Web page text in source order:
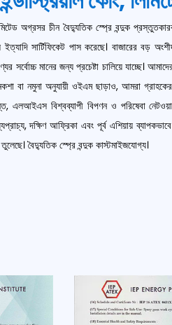
অগ্রসরচীন বৈদ্যুতিক স্প্রে বন্দুক
সার্টিফিকেট পাস করেছে। বাজারের বড়
সর্বোচ্চ মানের জন্য প্রচেষ্টা চালিয়ে যাচ্ছে।
বা নমুনা অনুযায়ী ওইএম ছাড়াও, আমরা গ্রাহকের
এলআইএস বিশ্বব্যাপী বিপণন ও পরিষেবা
দক্ষিণ আফ্রিকা এবং পূর্ব এশিয়ায়
বৈদ্যুতিক স্প্রে বন্দুক কাস্টমাইজযোগ্য।